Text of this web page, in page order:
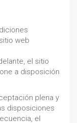
web
el sitio
a disposición
plena y
disposiciones
el